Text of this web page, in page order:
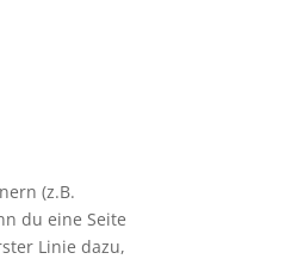
(z.B.
du eine Seite
Linie dazu,